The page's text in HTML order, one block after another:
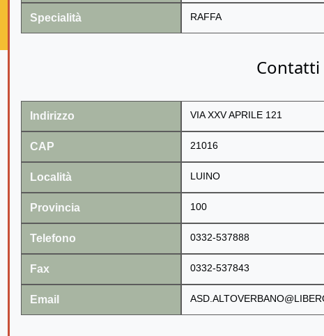
Specialità RAFFA
Contatti
Indirizzo VIA XXV APRILE 121
CAP 21016
Località LUINO
Provincia 100
Telefono 0332-537888
Fax 0332-537843
Email